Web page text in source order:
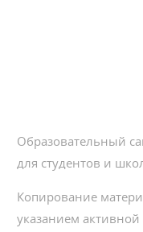
Образовательный
для студентов и
Копирование
указанием